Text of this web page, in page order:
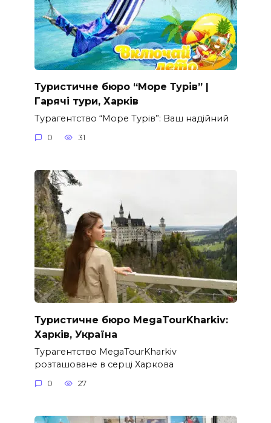
Туристичне бюро “Море Турів” |
Гарячі тури, Харків
Турагентство “Море Турів”: Ваш надійний
0 31
Туристичне бюро MegaTourKharkiv:
Харків, Україна
Турагентство MegaTourKharkiv
розташоване в серці Харкова
0 27